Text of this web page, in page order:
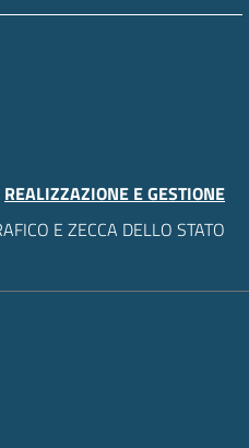
REALIZZAZIONE E GESTIONE
E ZECCA DELLO STATO